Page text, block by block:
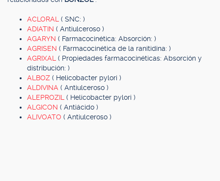
ACLORAL ( SNC: )
ADIATIN ( Antiulceroso )
AGARYN ( Farmacocinética: Absorción: )
AGRISEN ( Farmacocinética de la ranitidina: )
AGRIXAL ( Propiedades farmacocinéticas: Absorción y
distribución: )
ALBOZ ( Helicobacter pylori )
ALDIVINA ( Antiulceroso )
ALEPROZIL ( Helicobacter pylori )
ALGICON ( Antiácido )
ALIVOATO ( Antiulceroso )